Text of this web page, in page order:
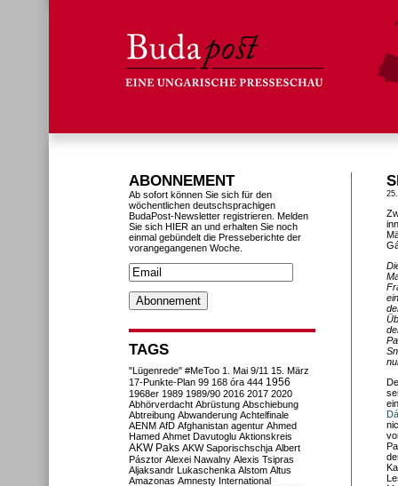
ABONNEMENT
Ab sofort können Sie sich für den
wöchentlichen deutschsprachigen
BudaPost-Newsletter registrieren. Melden
Sie sich HIER an und erhalten Sie noch
einmal gebündelt die Presseberichte der
vorangegangenen Woche.
TAGS
"Lügenrede" #MeToo 1. Mai 9/11 15. März
17-Punkte-Plan 99 168 óra 444 1956
1968er 1989 1989/90 2016 2017 2020
Abhörverdacht Abrüstung Abschiebung
Abtreibung Abwanderung Achtelfinale
AENM AfD Afghanistan agentur Ahmed
Hamed Ahmet Davutoglu Aktionskreis
AKW Paks AKW Saporischschja Albert
Pásztor Alexei Nawalny Alexis Tsipras
Aljaksandr Lukaschenka Alstom Altus
Amazonas Amnesty International